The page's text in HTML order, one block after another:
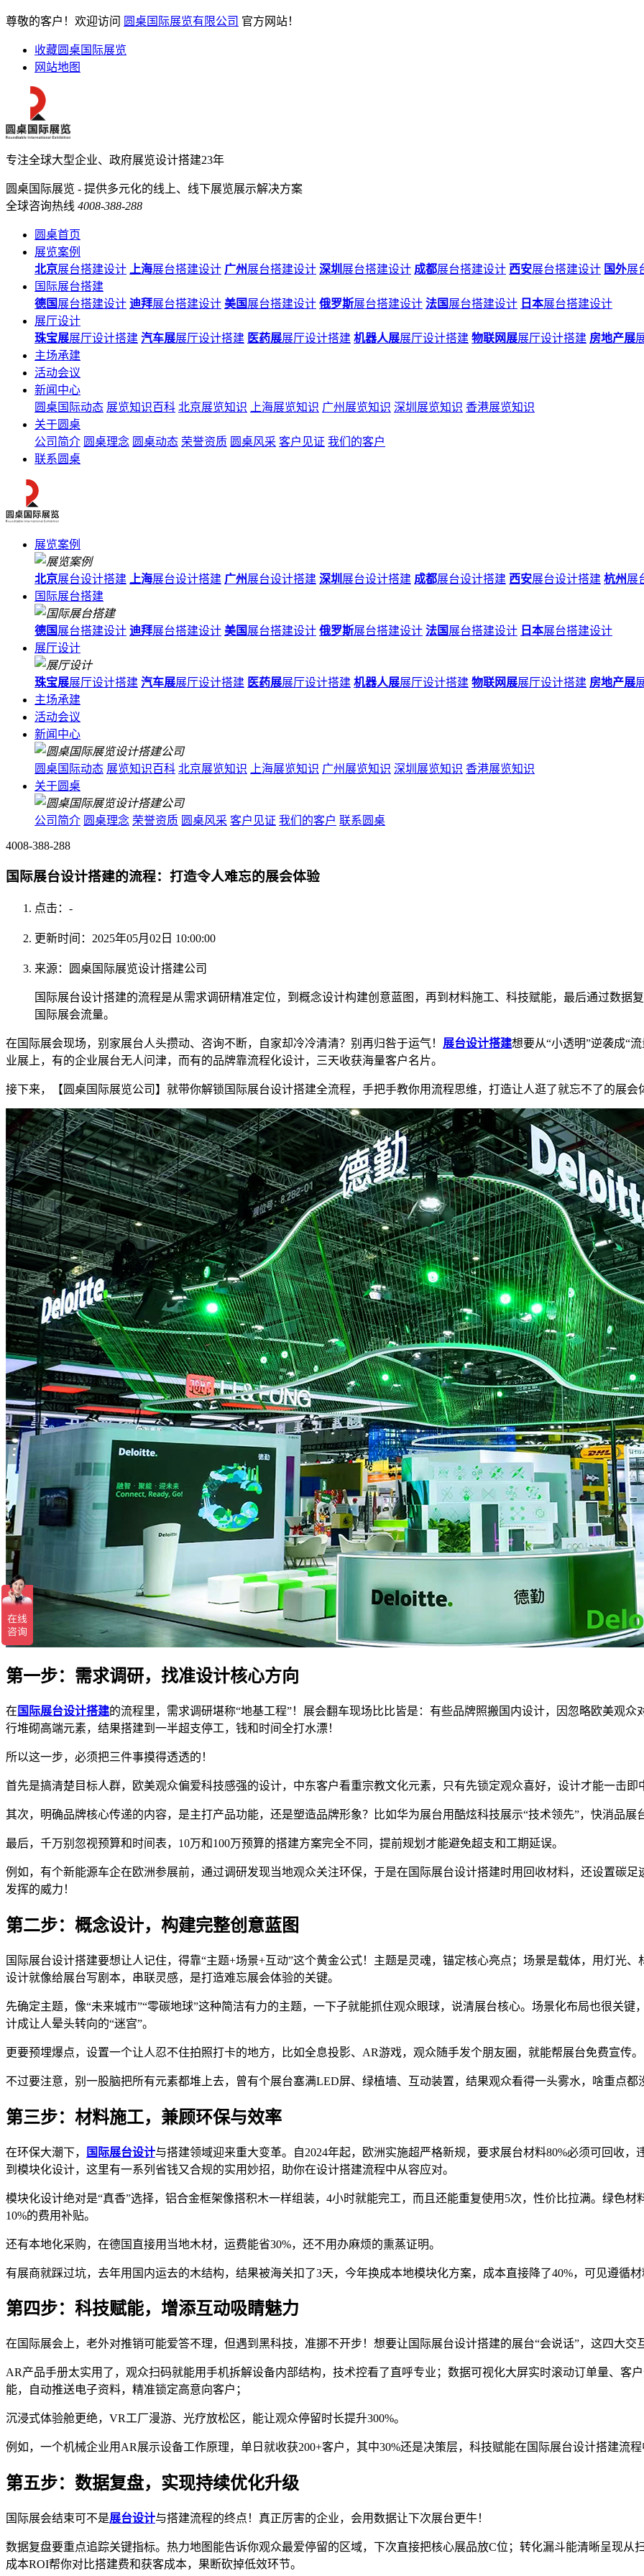
尊敬的客户！欢迎访问 圆桌国际展览有限公司 官方网站！
收藏圆桌国际展览
网站地图
专注全球大型企业、政府展览设计搭建23年
圆桌国际展览 - 提供多元化的线上、线下展览展示解决方案
全球咨询热线 4008-388-288
圆桌首页
展览案例
北京展台搭建设计 上海展台搭建设计 广州展台搭建设计 深圳 展台搭建设计 成都展台搭建设计 西安展台搭建设计 国外展
国际展台搭建
德国 展台搭建设计 迪拜展台搭建设计 美国 展台搭建设计 俄罗斯展台搭建设计 法国 展台搭建设计 日本展台搭建设计
展厅设计
珠宝展展厅设计搭建 汽车展展厅设计搭建 医药展展厅设计搭建 机器人展展厅设计搭建 物联网展展厅设计搭建 房地产展
主场承建
活动会议
新闻中心
圆桌国际动态 展览知识百科 北京展览知识 上海展览知识 广州展览知识 深圳展览知识 香港展览知识
关于圆桌
公司简介 圆桌理念 圆桌动态 荣誉资质 圆桌风采 客户见证 我们的客户
联系圆桌
展览案例
北京展台设计搭建 上海展台设计搭建 广州展台设计搭建 深圳 展台设计搭建 成都展台设计搭建 西安展台设计搭建 杭州展
国际展台搭建
德国 展台搭建设计 迪拜展台搭建设计 美国 展台搭建设计 俄罗斯展台搭建设计 法国 展台搭建设计 日本展台搭建设计
展厅设计
珠宝展展厅设计搭建 汽车展展厅设计搭建 医药展展厅设计搭建 机器人展展厅设计搭建 物联网展展厅设计搭建 房地产展
主场承建
活动会议
新闻中心
圆桌国际动态 展览知识百科 北京展览知识 上海展览知识 广州展览知识 深圳展览知识 香港展览知识
关于圆桌
公司简介 圆桌理念 荣誉资质 圆桌风采 客户见证 我们的客户 联系圆桌
4008-388-288
国际展台设计搭建的流程：打造令人难忘的展会体验
点击： -
更新时间：2025年05月02日 10:00:00
来源：圆桌国际展览设计搭建公司
国际展台设计搭建的流程是从需求调研精准定位，到概念设计构建创意蓝图，再到材料施工、科技赋能，最后通过数据
国际展会流量。
在国际展会现场，别家展台人头攒动、咨询不断，自家却冷冷清清？别再归咎于运气！ 展台设计搭建想要从“小透明”逆袭成“
业展上，有的企业展台无人问津，而有的品牌靠流程化设计，三天收获海量客户名片。
接下来，【圆桌国际展览公司】就带你解锁国际展台设计搭建全流程，手把手教你用流程思维，打造让人逛了就忘不了的展会
第一步：需求调研，找准设计核心方向
在 国际展台设计搭建的流程里，需求调研堪称“地基工程”！展会翻车现场比比皆是：有些品牌照搬国内设计，因忽略欧美观
行堆砌高端元素，结果搭建到一半超支停工，钱和时间全打水漂！
所以这一步，必须把三件事摸得透透的！
首先是搞清楚目标人群，欧美观众偏爱科技感强的设计，中东客户看重宗教文化元素，只有先锁定观众喜好，设计才能一击即
其次，明确品牌核心传递的内容，是主打产品功能，还是塑造品牌形象？比如华为展台用酷炫科技展示“技术领先”，快消品展
最后，千万别忽视预算和时间表，10万和100万预算的搭建方案完全不同，提前规划才能避免超支和工期延误。
例如，有个新能源车企在欧洲参展前，通过调研发现当地观众关注环保，于是在国际展台设计搭建时用回收材料，还设置碳
发挥的威力！
第二步：概念设计，构建完整创意蓝图
国际展台设计搭建要想让人记住，得靠“主题+场景+互动”这个黄金公式！主题是灵魂，锚定核心亮点；场景是载体，用灯光
设计就像给展台写剧本，串联灵感，是打造难忘展会体验的关键。
先确定主题，像“未来城市”“零碳地球”这种简洁有力的主题，一下子就能抓住观众眼球，说清展台核心。场景化布局也很关
计成让人晕头转向的“迷宫”。
更要预埋爆点，设置一个让人忍不住拍照打卡的地方，比如全息投影、AR游戏，观众随手发个朋友圈，就能帮展台免费宣传。
不过要注意，别一股脑把所有元素都堆上去，曾有个展台塞满LED屏、绿植墙、互动装置，结果观众看得一头雾水，啥重点都
第三步：材料施工，兼顾环保与效率
在环保大潮下， 国际展台设计与搭建领域迎来重大变革。自2024年起，欧洲实施超严格新规，要求展台材料80%必须可回收
到模块化设计，这里有一系列省钱又合规的实用妙招，助你在设计搭建流程中从容应对。
模块化设计绝对是“真香”选择，铝合金框架像搭积木一样组装，4小时就能完工，而且还能重复使用5次，性价比拉满。绿色
10%的费用补贴。
还有本地化采购，在德国直接用当地木材，运费能省30%，还不用办麻烦的熏蒸证明。
有展商就踩过坑，去年用国内运去的木结构，结果被海关扣了3天，今年换成本地模块化方案，成本直接降了40%，可见遵循材
第四步：科技赋能，增添互动吸睛魅力
在国际展会上，老外对推销可能爱答不理，但遇到黑科技，准挪不开步！想要让国际展台设计搭建的展台“会说话”，这四大交
AR产品手册太实用了，观众扫码就能用手机拆解设备内部结构，技术控看了直呼专业；数据可视化大屏实时滚动订单量、客
能，自动推送电子资料，精准锁定高意向客户；
沉浸式体验舱更绝，VR工厂漫游、光疗放松区，能让观众停留时长提升300%。
例如，一个机械企业用AR展示设备工作原理，单日就收获200+客户，其中30%还是决策层，科技赋能在国际展台设计搭建流程
第五步：数据复盘，实现持续优化升级
国际展会结束可不是展台设计与搭建流程的终点！真正厉害的企业，会用数据让下次展台更牛！
数据复盘要重点追踪关键指标。热力地图能告诉你观众最爱停留的区域，下次直接把核心展品放C位；转化漏斗能清晰呈现从
成本ROI帮你对比搭建费和获客成本，果断砍掉低效环节。